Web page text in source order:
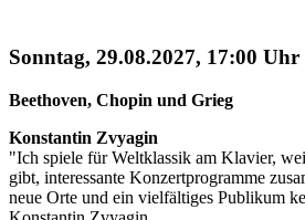
Sonntag, 29.08.2027, 17:00 Uhr
Beethoven, Chopin und Grieg
Konstantin Zvyagin
"Ich spiele für Weltklassik am Klavier,
gibt, interessante Konzertprogramme
neue Orte und ein vielfältiges Publikum